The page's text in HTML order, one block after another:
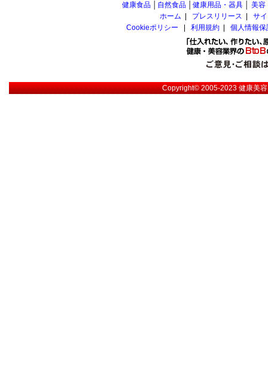
健康食品 自然食品 健康用品・器具 美容
ホーム
プレスリリース
サ
Cookieポリシー
利用規約 個人情報
Copyright© 2005-2023健康美